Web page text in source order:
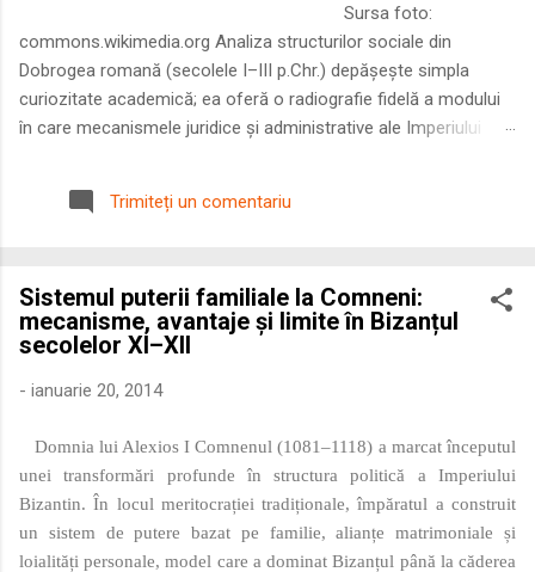
Sursa foto:
commons.wikimedia.org Analiza structurilor sociale din
Dobrogea romană (secolele I–III p.Chr.) depășește simpla
curiozitate academică; ea oferă o radiografie fidelă a modului
în care mecanismele juridice și administrative ale Imperiului
Într-o epocă în care prosperitatea excepțională a lumii romane
era susținută de o mobilitate socială dinamică și de o libertate
roman – în special a cetățenilor romani ( cives Romani ) în
țesutul urban și rural dobrogean – ne permite să măsurăm cu
precizie profunzimea și ritmul procesului de rom...
Trimiteți un comentariu
Sistemul puterii familiale la Comneni:
mecanisme, avantaje și limite în Bizanțul
secolelor XI–XII
- ianuarie 20, 2014
Domnia lui Alexios I Comnenul (1081–1118) a marcat începutul
unei transformări profunde în structura politică a Imperiului
Bizantin. În locul meritocrației tradiționale, împăratul a construit
un sistem de putere bazat pe familie, alianțe matrimoniale și
loialități personale, model care a dominat Bizanțul până la căderea